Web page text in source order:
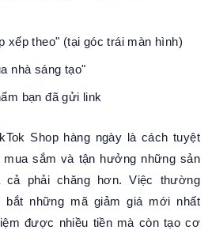
xếp theo" (tại góc trái màn hình)
nhà sáng tạo"
bạn đã gửi link
Shop hàng ngày là cách tuyệt
sắm và tận hưởng những sản
phải chăng hơn. Việc thường
bắt những mã giảm giá mới nhất
được nhiều tiền mà còn tạo cơ